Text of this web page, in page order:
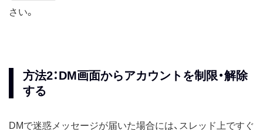
さい。
方法2：DM画面からアカウントを制限・解除
する
DMで迷惑メッセージが届いた場合には、スレッド上ですぐ